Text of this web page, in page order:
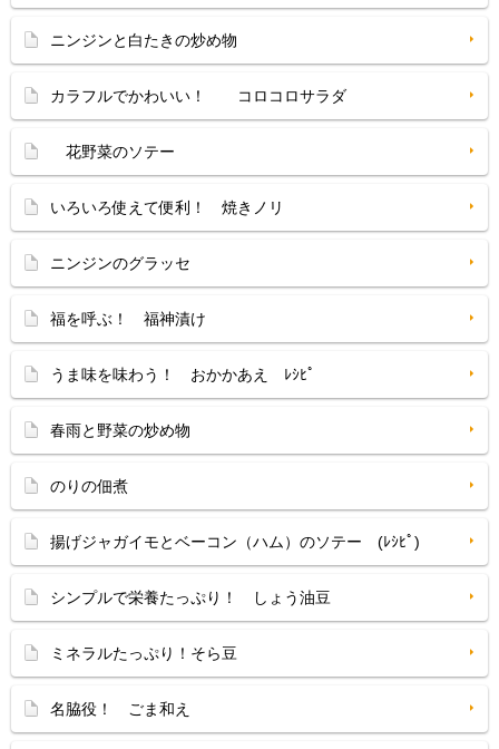
ニンジンと白たきの炒め物
カラフルでかわいい！ コロコロサラダ
花野菜のソテー
いろいろ使えて便利！ 焼きノリ
ニンジンのグラッセ
福を呼ぶ！ 福神漬け
うま味を味わう！ おかかあえ ﾚｼﾋﾟ
春雨と野菜の炒め物
のりの佃煮
揚げジャガイモとベーコン（ハム）のソテー (ﾚｼﾋﾟ)
シンプルで栄養たっぷり！ しょう油豆
ミネラルたっぷり！そら豆
名脇役！ ごま和え